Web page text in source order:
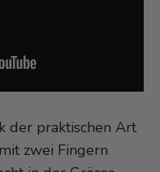
der praktischen Art
zwei Fingern